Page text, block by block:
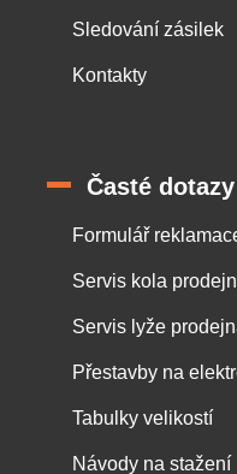
Sledování zásilek
Kontakty
Časté dotazy
Formulář
Servis kola
Servis lyže
Přestavby na
Tabulky velikostí
Návody na stažení